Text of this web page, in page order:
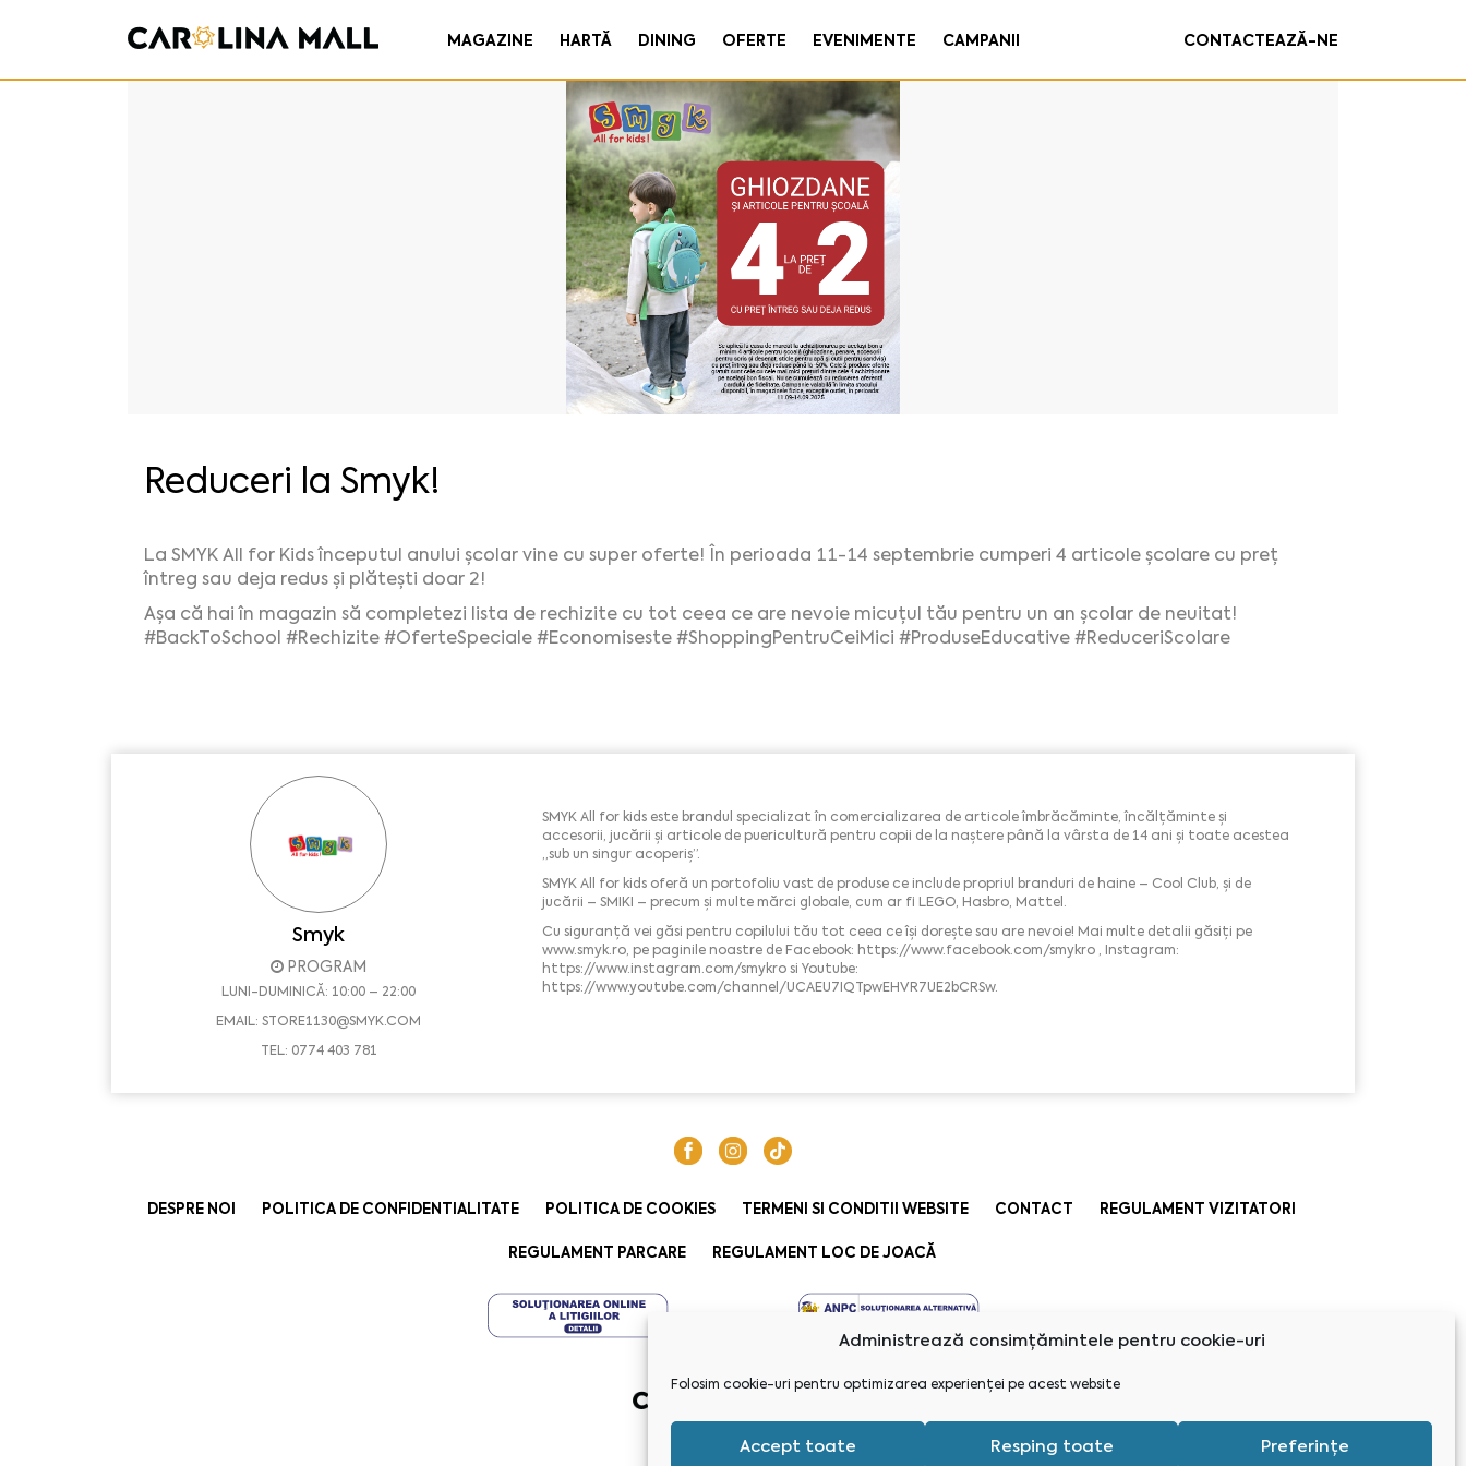
Administrează consimțămintele pentru cookie-uri
Folosim cookie-uri pentru optimizarea experienței pe acest website
Accept toate Resping toate Preferințe
MAGAZINE HARTĂ DINING OFERTE EVENIMENTE CAMPANII CONTACTEAZĂ-NE
Reduceri la Smyk!
La SMYK All for Kids începutul anului școlar vine cu super oferte! În perioada 11-14 septembrie cumperi 4 articole școlare cu preț
întreg sau deja redus și plătești doar 2!
Așa că hai în magazin să completezi lista de rechizite cu tot ceea ce are nevoie micuțul tău pentru un an școlar de neuitat!
#BackToSchool #Rechizite#OferteSpeciale#Economiseste#ShoppingPentruCeiMici #ProduseEducative#ReduceriScolare
Smyk
PROGRAM
LUNI-DUMINICĂ: 10:00 – 22:00
EMAIL: STORE1130@SMYK.COM
TEL: 0774 403 781
SMYK All for kids este brandul specializat în comercializarea de articole îmbrăcăminte, încălțăminte și
accesorii, jucării și articole de puericultură pentru copii de la naștere până la vârsta de 14 ani și toate acestea
„sub un singur acoperiș”.
SMYK All for kids oferă un portofoliu vast de produse ce include propriul branduri de haine – Cool Club, și de
jucării – SMIKI – precum și multe mărci globale, cum ar fi LEGO, Hasbro, Mattel.
Cu siguranță vei găsi pentru copilului tău tot ceea ce îşi doreşte sau are nevoie! Mai multe detalii găsiți pe
www.smyk.ro, pe paginile noastre de Facebook: https://www.facebook.com/smykro , Instagram:
https://www.instagram.com/smykro si Youtube:
https://www.youtube.com/channel/UCAEU7IQTpwEHVR7UE2bCRSw.
DESPRE NOI POLITICA DE CONFIDENTIALITATE POLITICA DE COOKIES TERMENI SI CONDITII WEBSITE CONTACT REGULAMENT VIZITATORI
REGULAMENT PARCARE REGULAMENT LOC DE JOACĂ